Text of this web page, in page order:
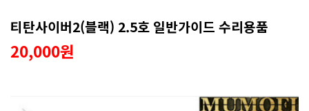
티탄사이버2(블랙) 2.5호 일반가이드 수리용품
20,000원